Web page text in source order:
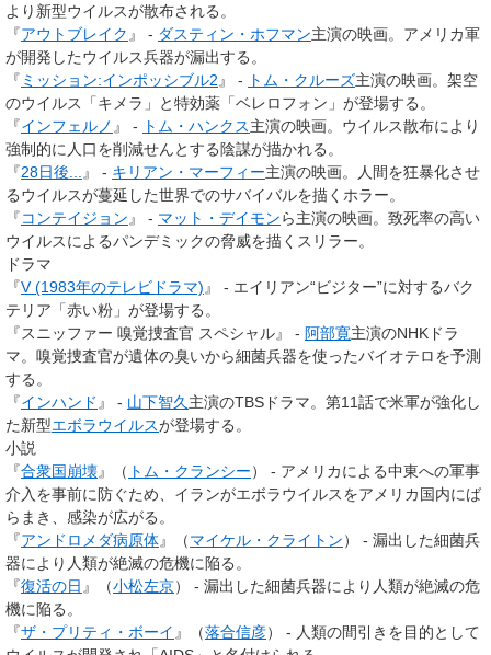
より新型ウイルスが散布される。
『アウトブレイク 』 - ダスティン・ホフマン主演の映画。アメリカ軍
が開発したウイルス兵器が漏出する。
『 ミッション:インポッシブル2 』 - トム・クルーズ主演の映画。架空
のウイルス「キメラ」と特効薬「ベレロフォン」が登場する。
『インフェルノ 』 - トム・ハンクス主演の映画。ウイルス散布により
強制的に人口を削減せんとする陰謀が描かれる。
『28日後... 』 - キリアン・マーフィー主演の映画。人間を狂暴化させ
るウイルスが蔓延した世界でのサバイバルを描くホラー。
『コンテイジョン 』 - マット・デイモンら主演の映画。致死率の高い
ウイルスによるパンデミックの脅威を描くスリラー。
ドラマ
『V (1983年のテレビドラマ) 』 - エイリアン“ビジター”に対するバク
テリア「赤い粉」が登場する。
『スニッファー 嗅覚捜査官 スペシャル』 - 阿部寛主演のNHKドラ
マ。嗅覚捜査官が遺体の臭いから細菌兵器を使ったバイオテロを予測
する。
『インハンド 』 - 山下智久 主演のTBSドラマ。第11話で米軍が強化し
た新型エボラウイルスが登場する。
小説
『合衆国崩壊』（ トム・クランシー） - アメリカによる中東への軍事
介入を事前に防ぐため、イランがエボラウイルスをアメリカ国内にば
らまき、感染が広がる。
『アンドロメダ病原体』（マイケル・クライトン） - 漏出した細菌兵
器により人類が絶滅の危機に陥る。
『復活の日 』（小松左京） - 漏出した細菌兵器により人類が絶滅の危
機に陥る。
『ザ・プリティ・ボーイ 』（落合信彦） - 人類の間引きを目的として